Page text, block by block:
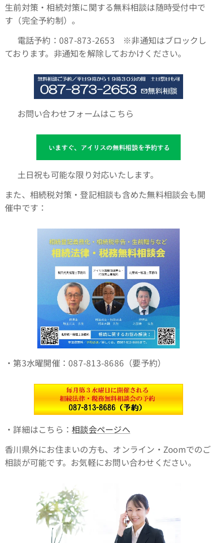
生前対策・相続対策に関する無料相談は随時受付中で
す（完全予約制）。
📞 電話予約：087-873-2653 ※非通知はブロックし
ております。非通知を解除しておかけください。
🌐 お問い合わせフォームはこちら
📆 土日祝も可能な限り対応いたします。
また、相続税対策・登記相談も含めた無料相談会も開
催中です：
・第3水曜開催：087-813-8686（要予約）
・詳細はこちら：相談会ページへ
香川県外にお住まいの方も、オンライン・Zoomでのご
相談が可能です。お気軽にお問い合わせください。